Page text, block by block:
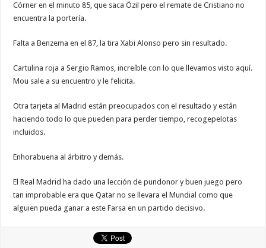
Córner en el minuto 85, que saca Özil pero el remate de Cristiano no
encuentra la portería.
Falta a Benzema en el 87, la tira Xabi Alonso pero sin resultado.
Cartulina roja a Sergio Ramos, increíble con lo que llevamos visto aquí.
Mou sale a su encuentro y le felicita.
Otra tarjeta al Madrid están preocupados con el resultado y están
haciendo todo lo que pueden para perder tiempo, recogepelotas
incluidos.
Enhorabuena al árbitro y demás.
El Real Madrid ha dado una lección de pundonor y buen juego pero
tan improbable era que Qatar no se llevara el Mundial como que
alguien pueda ganar a este Farsa en un partido decisivo.